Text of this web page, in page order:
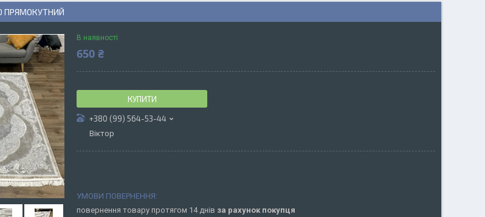
ПРЯМОКУТНИЙ
В наявності
650 ₴
КУПИТИ
+380 (99) 564-53-44
Віктор
повернення товару протягом 14 днів за рахунок покупця